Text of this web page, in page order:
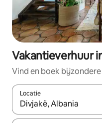
Vakantieverhuur
Vind en boek
Locatie
Wanneer er suggesties